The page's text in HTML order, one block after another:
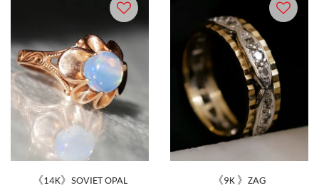
《14K》SOVIET OPAL 《9K 》ZAG